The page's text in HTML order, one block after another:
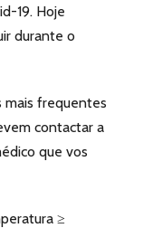
19. Hoje
durante o
mais frequentes
contactar a
que vos
≥